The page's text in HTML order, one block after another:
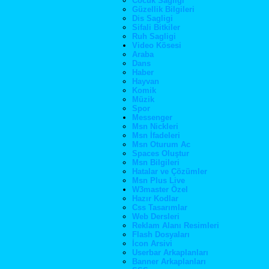
Güzellik Bilgileri
Dis Sagligi
Sifali Bitkiler
Ruh Sagligi
Video Kösesi
Araba
Dans
Haber
Hayvan
Komik
Müzik
Spor
Messenger
Msn Nickleri
Msn İfadeleri
Msn Oturum Ac
Spaces Oluştur
Msn Bilgileri
Hatalar ve Çözümler
Msn Plus Live
W3master Özel
Hazır Kodlar
Css Tasarımlar
Web Dersleri
Reklam Alanı Resimleri
Flash Dosyaları
İcon Arsivi
Userbar Arkaplanları
Banner Arkaplanları